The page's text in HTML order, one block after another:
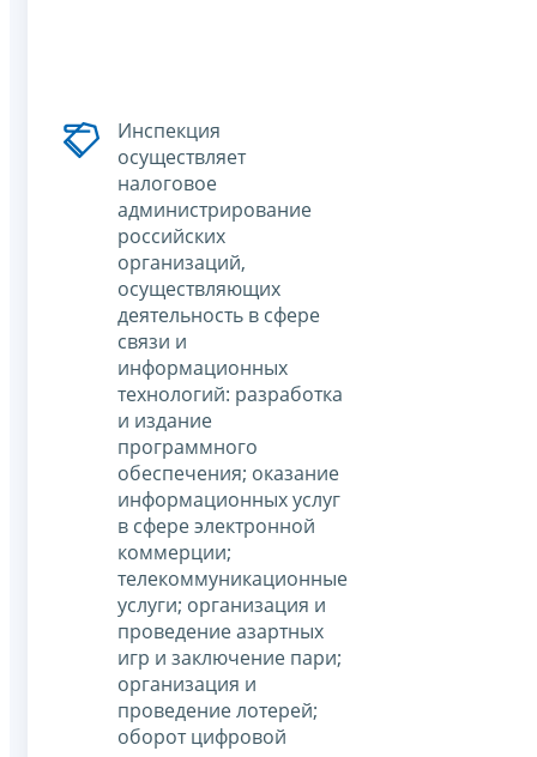
Инспекция
осуществляет
налоговое
администрирование
российских
организаций,
осуществляющих
деятельность в сфере
связи и
информационных
технологий: разработка
и издание
программного
обеспечения; оказание
информационных услуг
в сфере электронной
коммерции;
телекоммуникационные
услуги; организация и
проведение азартных
игр и заключение пари;
организация и
проведение лотерей;
оборот цифровой